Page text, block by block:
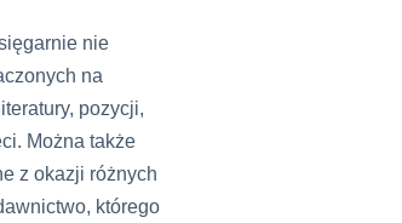
nie
na
pozycji,
Można także
z okazji różnych
którego